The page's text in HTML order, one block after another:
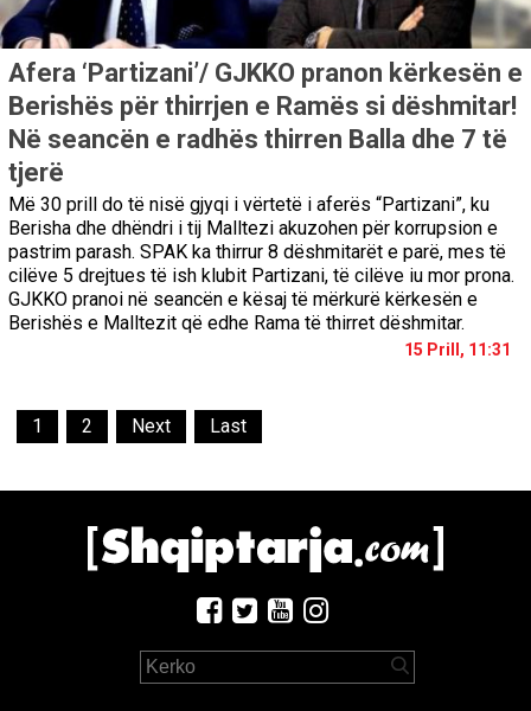
Afera ‘Partizani’/ GJKKO pranon kërkesën e
Berishës për thirrjen e Ramës si dëshmitar!
Në seancën e radhës thirren Balla dhe 7 të
tjerë
Më 30 prill do të nisë gjyqi i vërtetë i aferës “Partizani”, ku
Berisha dhe dhëndri i tij Malltezi akuzohen për korrupsion e
pastrim parash. SPAK ka thirrur 8 dëshmitarët e parë, mes të
cilëve 5 drejtues të ish klubit Partizani, të cilëve iu mor prona.
GJKKO pranoi në seancën e kësaj të mërkurë kërkesën e
Berishës e Malltezit që edhe Rama të thirret dëshmitar.
15 Prill, 11:31
1 2 Next Last